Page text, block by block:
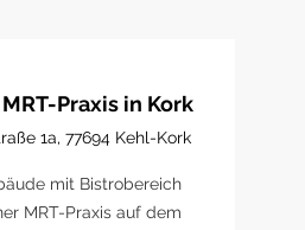
Praxis in Kork
1a, 77694 Kehl-Kork
mit Bistrobereich
MRT-Praxis auf dem